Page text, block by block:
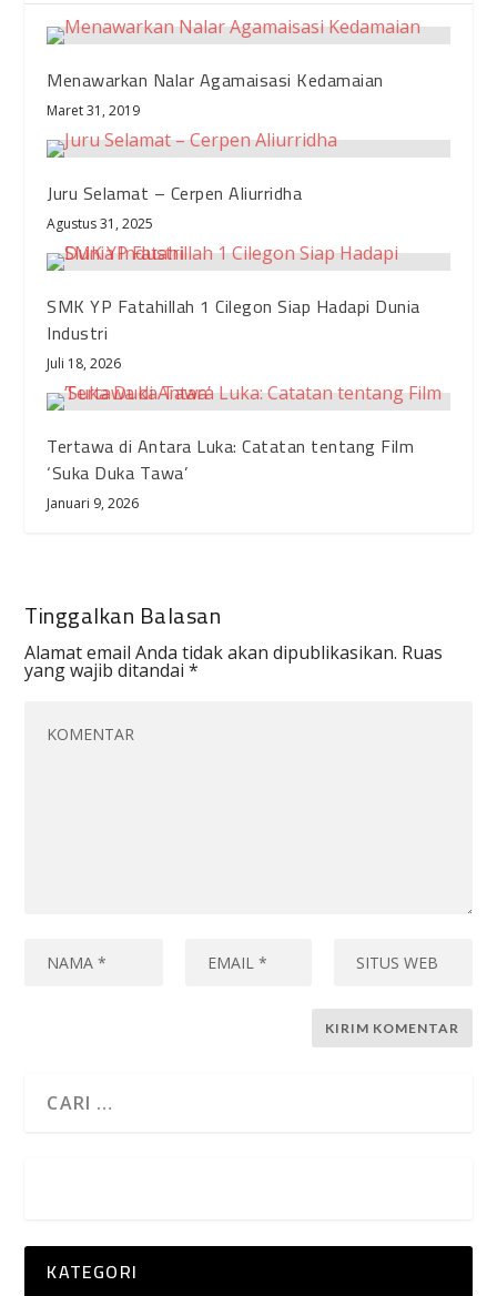
Menawarkan Nalar Agamaisasi Kedamaian
Maret 31, 2019
Juru Selamat – Cerpen Aliurridha
Agustus 31, 2025
SMK YP Fatahillah 1 Cilegon Siap Hadapi Dunia
Industri
Juli 18, 2026
Tertawa di Antara Luka: Catatan tentang Film
‘Suka Duka Tawa’
Januari 9, 2026
Tinggalkan Balasan
Alamat email Anda tidak akan dipublikasikan. Ruas
yang wajib ditandai*
KATEGORI